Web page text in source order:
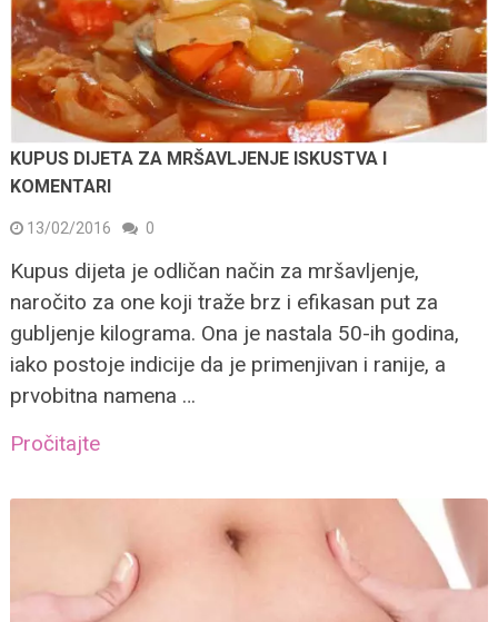
KUPUS DIJETA ZA MRŠAVLJENJE ISKUSTVA I
KOMENTARI
13/02/2016 0
Kupus dijeta je odličan način za mršavljenje,
naročito za one koji traže brz i efikasan put za
gubljenje kilograma. Ona je nastala 50-ih godina,
iako postoje indicije da je primenjivan i ranije, a
prvobitna namena …
Pročitajte